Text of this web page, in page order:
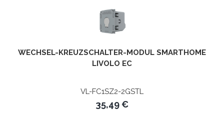
WECHSEL-KREUZSCHALTER-MODUL SMARTHOME
LIVOLO EC
VL-FC1SZ2-2GSTL
35,49 €